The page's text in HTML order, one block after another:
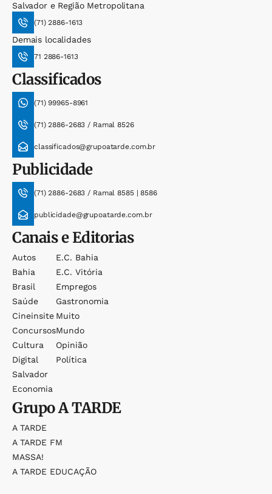
Salvador e Região Metropolitana
(71) 2886-1613
Demais localidades
71 2886-1613
Classificados
(71) 99965-8961
(71) 2886-2683 / Ramal 8526
classificados@grupoatarde.com.br
Publicidade
(71) 2886-2683 / Ramal 8585 | 8586
publicidade@grupoatarde.com.br
Canais e Editorias
Autos
Bahia
Brasil
Saúde
Cineinsite
Concursos
Cultura
Digital
Salvador
Economia
E.c. Bahia
E.c. Vitória
Empregos
Gastronomia
Muito
Mundo
Opinião
Política
GrupoA TARDE
A TARDE
A TARDE FM
MASSA!
A TARDE EDUCAÇÃO